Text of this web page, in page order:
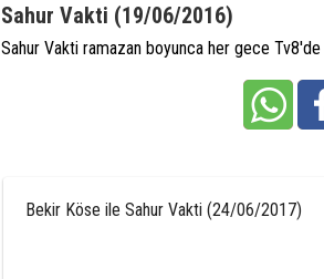
Sahur Vakti (19/06/2016)
Sahur Vakti ramazan boyunca her gece Tv8'de
Bekir Köse ile Sahur Vakti (24/06/2017)